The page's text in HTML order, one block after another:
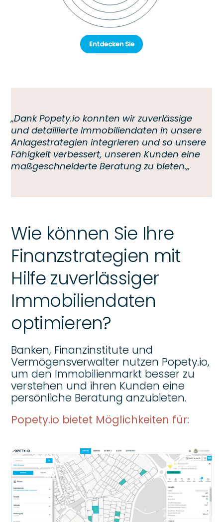
Entdecken Sie
„Dank Popety.io konnten wir zuverlässige
und detaillierte Immobiliendaten in unsere
Anlagestrategien integrieren und so unsere
Fähigkeit verbessert, unseren Kunden eine
maßgeschneiderte Beratung zu bieten.„
Wie können Sie Ihre
Finanzstrategien mit
Hilfe zuverlässiger
Immobiliendaten
optimieren?
Banken, Finanzinstitute und
Vermögensverwalter nutzen Popety.io,
um den Immobilienmarkt besser zu
verstehen und ihren Kunden eine
persönliche Beratung anzubieten.
Popety.io bietet Möglichkeiten für:
Link